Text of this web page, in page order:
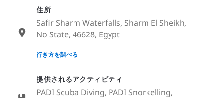
提供されるアクティビティ
PADI Scuba Diving, PADI Snorkelling,
住所
Safir Sharm Waterfalls, Sharm El Sheikh,
No State, 46628, Egypt
None
行き方を調べる